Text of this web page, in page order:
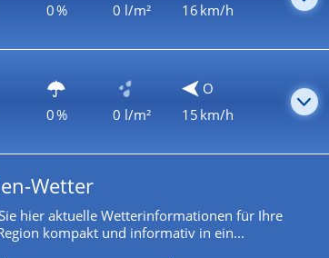
0 % 0 l/m²
16 km/h
0 % 0 l/m²
O
15 km/h
Wetter
hier aktuelle Wetterinformationen für Ihre
kompakt und informativ in ein...